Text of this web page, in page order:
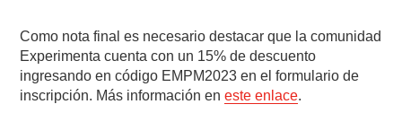
Como nota final es necesario destacar que la comunidad
Experimenta cuenta con un 15% de descuento
ingresando en código EMPM2023 en el formulario de
inscripción. Más información eneste enlace.